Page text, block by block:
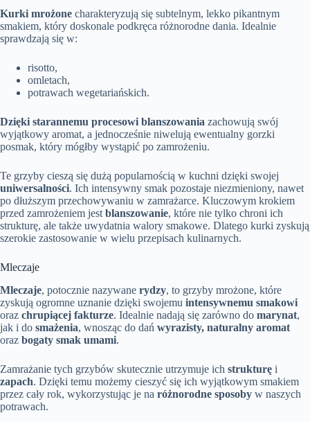
Kurki mrożone charakteryzują się subtelnym, lekko pikantnym
smakiem, który doskonale podkręca różnorodne dania. Idealnie
sprawdzają się w:
risotto,
omletach,
potrawach wegetariańskich.
Dzięki starannemu procesowi blanszowania zachowują swój
wyjątkowy aromat, a jednocześnie niwelują ewentualny gorzki
posmak, który mógłby wystąpić po zamrożeniu.
Te grzyby cieszą się dużą popularnością w kuchni dzięki swojej
uniwersalności. Ich intensywny smak pozostaje niezmieniony, nawet
po dłuższym przechowywaniu w zamrażarce. Kluczowym krokiem
przed zamrożeniem jest blanszowanie, które nie tylko chroni ich
strukturę, ale także uwydatnia walory smakowe. Dlatego kurki zyskują
szerokie zastosowanie w wielu przepisach kulinarnych.
Mleczaje
Mleczaje, potocznie nazywane rydzy, to grzyby mrożone, które
zyskują ogromne uznanie dzięki swojemu intensywnemu smakowi
oraz chrupiącej fakturze. Idealnie nadają się zarówno do marynat,
jak i do smażenia, wnosząc do dań wyrazisty, naturalny aromat
oraz bogaty smak umami.
Zamrażanie tych grzybów skutecznie utrzymuje ich strukturę i
zapach. Dzięki temu możemy cieszyć się ich wyjątkowym smakiem
przez cały rok, wykorzystując je na różnorodne sposoby w naszych
potrawach.